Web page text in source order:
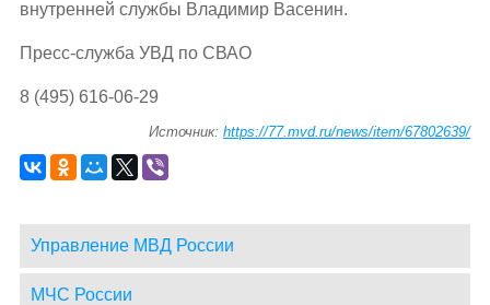
внутренней службы Владимир Васенин.
Пресс-служба УВД по СВАО
8 (495) 616-06-29
Источник:https://77.mvd.ru/news/item/67802639/
Управление МВД России
МЧС России